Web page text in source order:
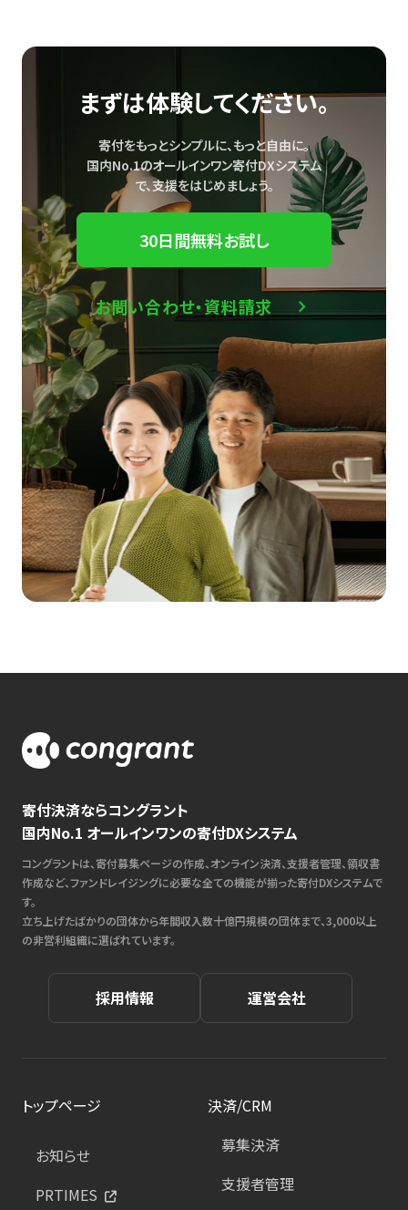
まずは体験してください。
寄付をもっとシンプルに、もっと自由に。
国内No.1のオールインワン寄付DXシステム
で、支援をはじめましょう。
30日間無料お試し
お問い合わせ・資料請求
寄付決済ならコングラント
国内No.1 オールインワンの寄付DXシステム
コングラントは、寄付募集ページの作成、オンライン決済、支援者管理、領収書
作成など、ファンドレイジングに必要な全ての機能が揃った寄付DXシステムで
す。
立ち上げたばかりの団体から年間収入数十億円規模の団体まで、3,000以上
の非営利組織に選ばれています。
採用情報 運営会社
トップページ
お知らせ
PRTIMES
決済/CRM
募集決済
支援者管理